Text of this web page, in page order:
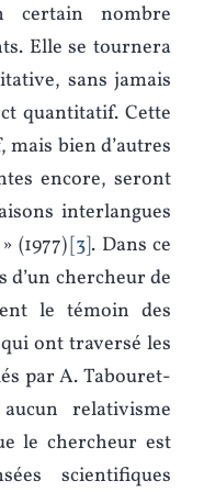
certain nombre
Elle se tournera
sans jamais
quantitatif. Cette
bien d’autres
encore, seront
interlangues
(1977) 3 . Dans ce
d’un chercheur de
le témoin des
ont traversé les
par A. Tabouret-
relativisme
le chercheur est
scientifiques